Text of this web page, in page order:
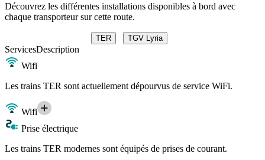
Découvrez les différentes installations disponibles à bord avec
chaque transporteur sur cette route.
TER TGV Lyria
ServicesDescription
Wifi
Les trains TER sont actuellement dépourvus de service WiFi.
Wifi
Prise électrique
Les trains TER modernes sont équipés de prises de courant.